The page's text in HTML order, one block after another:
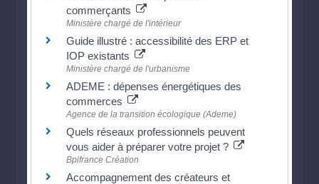
commerçants
Ministère chargé de l'intérieur
Guide illustré : accessibilité des ERP et
IOP existants
Ministère chargé de l'urbanisme
ADEME : dépenses énergétiques des
commerces
Agence de la transition écologique (Ademe)
Quels réseaux professionnels peuvent
vous aider à préparer votre projet ?
Bpifrance Création
Accompagnement des créateurs et